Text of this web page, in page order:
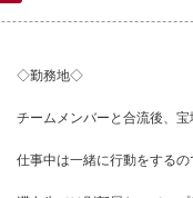
◇勤務地◇
チームメンバーと合流後、宝
仕事中は一緒に行動をするの